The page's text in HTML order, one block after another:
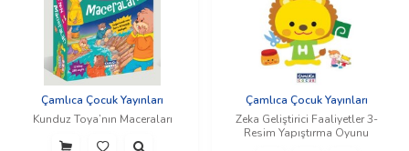
Çamlıca Çocuk Yayınları
Kunduz Toya’nın Maceraları
Çamlıca Çocuk Yayınları
Zeka Geliştirici Faaliyetler 3-
Resim Yapıştırma Oyunu